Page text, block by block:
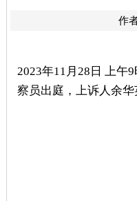
作
2023年11月28日 上午
察员出庭，上诉人余